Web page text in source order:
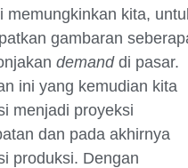
memungkinkan kita,
gambaran
demanddi pasar.
ini yang kemudian kita
menjadi proyeksi
dan pada akhirnya
produksi. Dengan